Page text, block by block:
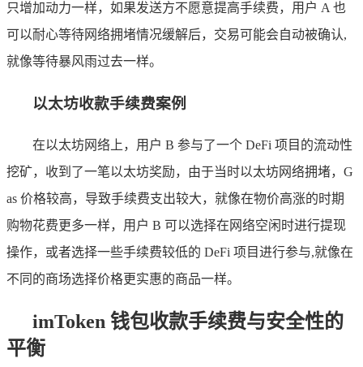
只增加动力一样，如果发送方不愿意提高手续费，用户 A 也
可以耐心等待网络拥堵情况缓解后，交易可能会自动被确认,
就像等待暴风雨过去一样。
以太坊收款手续费案例
在以太坊网络上，用户 B 参与了一个 DeFi 项目的流动性
挖矿，收到了一笔以太坊奖励，由于当时以太坊网络拥堵，G
as 价格较高，导致手续费支出较大，就像在物价高涨的时期
购物花费更多一样，用户 B 可以选择在网络空闲时进行提现
操作，或者选择一些手续费较低的 DeFi 项目进行参与,就像在
不同的商场选择价格更实惠的商品一样。
imToken 钱包收款手续费与安全性的
平衡